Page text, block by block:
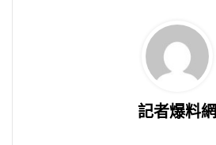
記者爆料網